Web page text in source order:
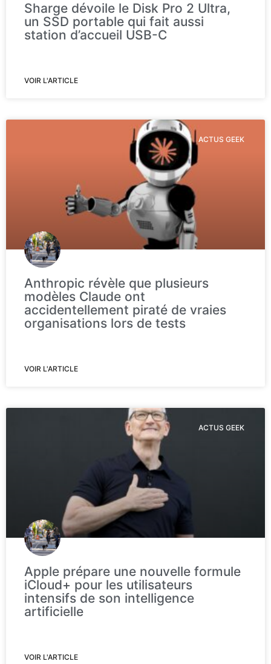
Sharge dévoile le Disk Pro 2 Ultra,
un SSD portable qui fait aussi
station d’accueil USB-C
VOIR L'ARTICLE
ACTUS GEEK
Anthropic révèle que plusieurs
modèles Claude ont
accidentellement piraté de vraies
organisations lors de tests
VOIR L'ARTICLE
ACTUS GEEK
Apple prépare une nouvelle formule
iCloud+ pour les utilisateurs
intensifs de son intelligence
artificielle
VOIR L'ARTICLE